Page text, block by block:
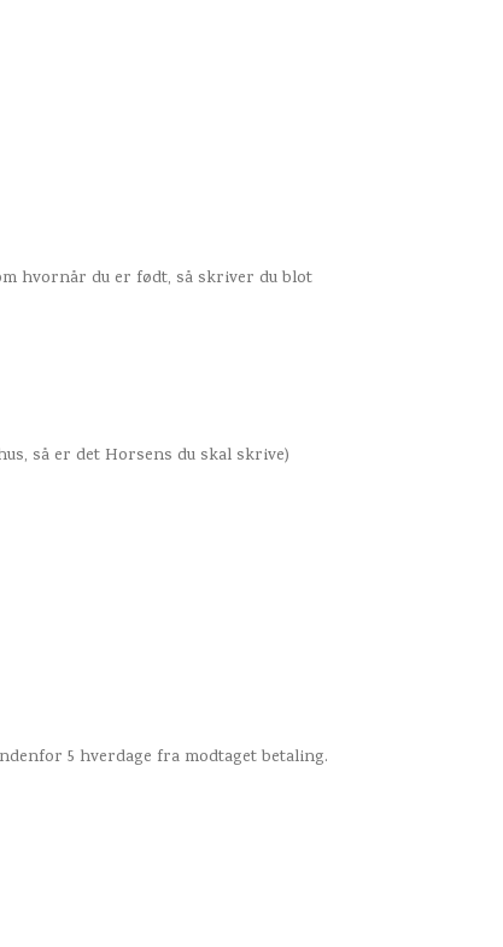
hvornår du er født, så skriver du blot
så er det Horsens du skal skrive)
5 hverdage fra modtaget betaling.